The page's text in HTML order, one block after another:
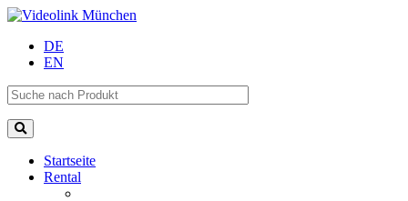
DE
EN
Startseite
Rental